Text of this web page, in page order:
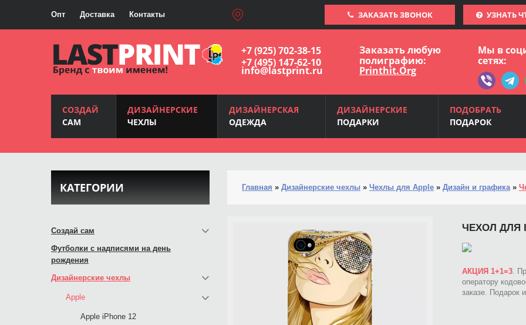
Опт Доставка Контакты ЗАКАЗАТЬ ЗВОНОК УЗНАТЬ
+7 (925) 702-38-15
+7 (495) 147-62-10
info@lastprint.ru
Заказать любую
полиграфию:
Printhit.Org
Мы в
сетях:
СОЗДАЙ
САМ
ДИЗАЙНЕРСКИЕ
ЧЕХЛЫ
ДИЗАЙНЕРСКАЯ
ОДЕЖДА
ДИЗАЙНЕРСКИЕ
ПОДАРКИ
ПОДОБРАТЬ
ПОДАРОК
Главная » Дизайнерские чехлы » Чехлы для Apple » Дизайн и графика»
ЧЕХОЛ ДЛЯ
АКЦИЯ 1+1=3.
оператору
заказе. Подарок
КАТЕГОРИИ
Создай сам
Футболки с надписями на день
рождения
Дизайнерские чехлы
Apple
Apple iPhone 12